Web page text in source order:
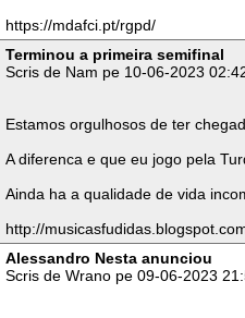
https://mdafci.pt/rgpd/
Terminou a primeira semifinal
Scris de Nam pe 10-06-2023
Estamos orgulhosos de ter
A diferenca e que eu jogo pela
Ainda ha a qualidade de vida
http://
Alessandro Nesta anunciou
Scris de Wrano pe 09-06-2023